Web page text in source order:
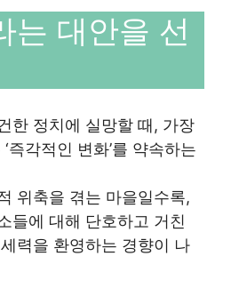
는 대안을 선
한 정치에 실망할 때, 가장
즉각적인 변화’를 약속하는
위축을 겪는 마을일수록,
들에 대해 단호하고 거친
력을 환영하는 경향이 나